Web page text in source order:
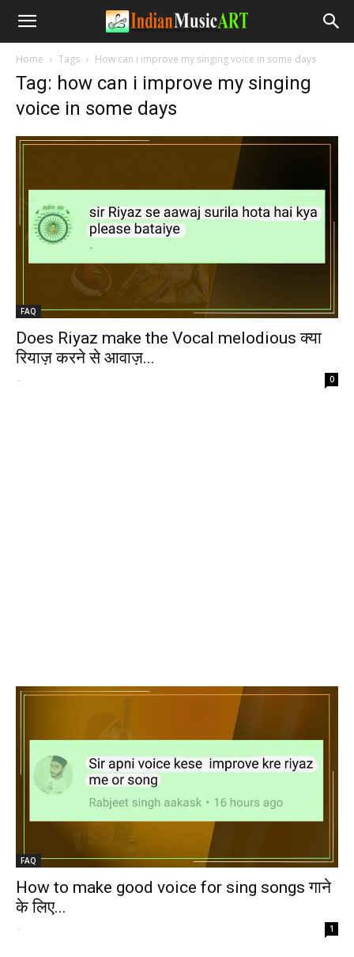
Home Tags How can i improve my singing voice in some days
Tag: how can i improve my singing
voice in some days
FAQ
Does Riyaz make the Vocal melodious क्या
रियाज़ करने से आवाज़...
- 0
FAQ
How to make good voice for sing songs गाने
के लिए...
- 1